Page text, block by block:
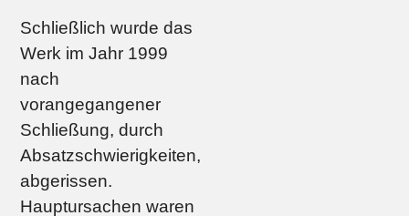
Schließlich wurde das
Werk im Jahr 1999
nach
vorangegangener
Schließung, durch
Absatzschwierigkeiten,
abgerissen.
Hauptursachen waren